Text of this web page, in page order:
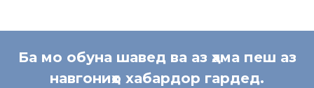
Ба мо обуна шавед ва аз ҳама пеш аз
навгониҳо хабардор гардед.